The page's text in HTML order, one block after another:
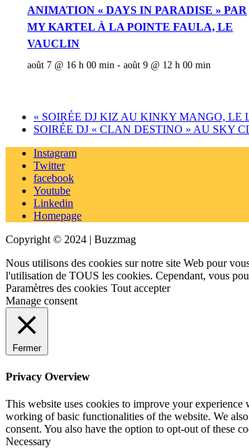
ANIMATION « DAYS IN PARADISE » PAR
MY KARTEL À LA POINTE FAULA, LE
VAUCLIN
août 7 @ 16 h 00 min -août 9 @ 12 h 00 min
« SOIRÉE DJ KIZ AU KINKY MANGO, LE
SOIRÉE DJ « CLAN DESTINO » AU SKY
Instagram
Twitter
facebook
Youtube
Linkedin
Homepage
Copyright © 2024 | Buzzmag
Nous utilisons des cookies sur notre site Web pour
l'utilisation de TOUS les cookies. Cependant, vous
Paramètres des cookies Tout accepter
Manage consent
Fermer
Privacy Overview
This website uses cookies to improve your experience
working of basic functionalities of the website. We
consent. You also have the option to opt-out of these
Necessary